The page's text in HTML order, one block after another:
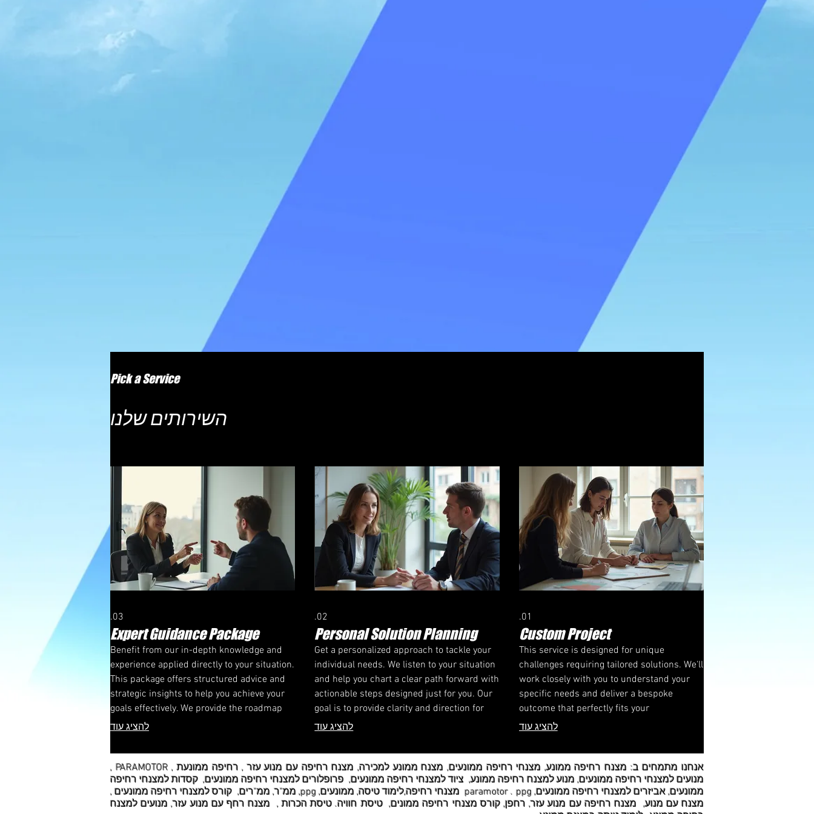
Pick a Service
השירותים שלנו
01.
Custom Project
This service is designed for unique
challenges requiring tailored solutions. We'll
work closely with you to understand your
specific needs and deliver a bespoke
outcome that perfectly fits your
requirements. Our approach ensures that
להציג עוד
02.
Personal Solution Planning
Get a personalized approach to tackle your
individual needs. We listen to your situation
and help you chart a clear path forward with
actionable steps designed just for you. Our
goal is to provide clarity and direction for
your specific circumstances.
להציג עוד
03.
Expert Guidance Package
Benefit from our in-depth knowledge and
experience applied directly to your situation.
This package offers structured advice and
strategic insights to help you achieve your
goals effectively. We provide the roadmap
for your success.
להציג עוד
אנחנו מתמחים ב: מצנח רחיפה ממונע, מצנחי רחיפה ממונעים, מצנח ממונע למכירה, מצנח רחיפה עם מנוע עזר , רחיפה ממונעת , PARAMOTOR ,
מנועים למצנחי רחיפה ממונעים, מנוע למצנח רחיפה ממונע, ציוד למצנחי רחיפה ממונעים, פרופלורים למצנחי רחיפה ממונעים, קסדות למצנחי רחיפה
ממונעים, אביזרים למצנחי רחיפה ממונעים, paramotor . ppg מצנחי רחיפה,לימוד טיסה, ממונעים, ppg, ממ"ר, ממ"רים, קורס למצנחי רחיפה ממונעים ,
מצנח עם מנוע, מצנח רחיפה עם מנוע עזר, רחפן,קורס מצנחי רחיפה ממונים, טיסת חוויה. טיסת הכרות, מצנח רחף עם מנוע עזר, מנועים למצנח